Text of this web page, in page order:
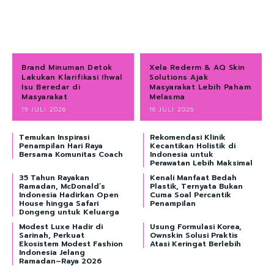
Brand Minuman Detok
Lakukan Klarifikasi Ihwal
Isu Beredar di
Masyarakat
19 JULI 2026
Xela Rederm & AQ Skin
Solutions Ajak
Masyarakat Lebih Paham
Melasma
16 JULI 2026
Temukan Inspirasi
Penampilan Hari Raya
Bersama Komunitas Coach
Rekomendasi Klinik
Kecantikan Holistik di
Indonesia untuk
Perawatan Lebih Maksimal
35 Tahun Rayakan
Ramadan, McDonald’s
Indonesia Hadirkan Open
House hingga Safari
Dongeng untuk Keluarga
Kenali Manfaat Bedah
Plastik, Ternyata Bukan
Cuma Soal Percantik
Penampilan
Modest Luxe Hadir di
Sarinah, Perkuat
Ekosistem Modest Fashion
Indonesia Jelang
Ramadan–Raya 2026
Usung Formulasi Korea,
Ownskin Solusi Praktis
Atasi Keringat Berlebih